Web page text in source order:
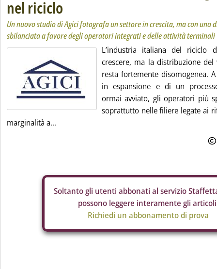
nel riciclo
Un nuovo studio di Agici fotografa un settore in crescita, ma con una
sbilanciata a favore degli operatori integrati e delle attività terminali
L’industria italiana del riciclo
crescere, ma la distribuzione
resta fortemente disomogenea.
in espansione e di un
ormai avviato, gli operatori più
soprattutto nelle filiere legate ai
marginalità a...
Soltanto gli utenti abbonati al servizio
possono leggere interamente gli
Richiedi un abbonamento di prova